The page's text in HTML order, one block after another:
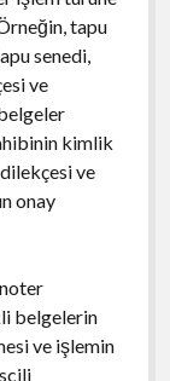
tapu
senedi,
ve
kimlik
ve
onay
belgelerin
ve işlemin